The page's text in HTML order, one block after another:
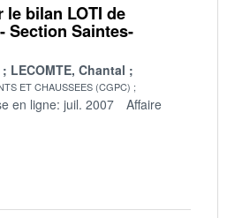
le bilan LOTI de
Section Saintes-
LECOMTE, Chantal
ET CHAUSSEES (CGPC)
en ligne: juil. 2007
Affaire